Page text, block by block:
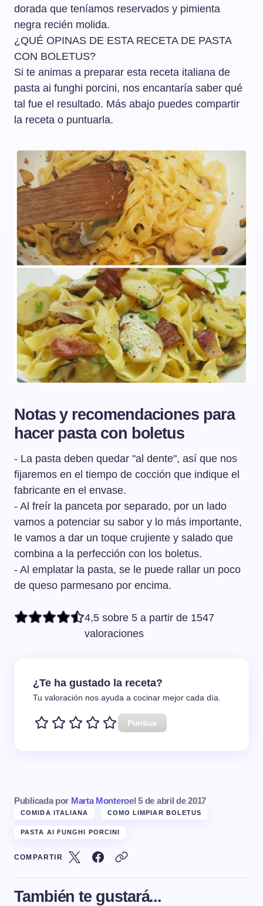
dorada que teníamos reservados y pimienta
negra recién molida.
¿QUÉ OPINAS DE ESTA RECETA DE PASTA
CON BOLETUS?
Si te animas a preparar esta receta italiana de
pasta ai funghi porcini, nos encantaría saber qué
tal fue el resultado. Más abajo puedes compartir
la receta o puntuarla.
Notas y recomendaciones para
hacer pasta con boletus
- La pasta deben quedar "al dente", así que nos
fijaremos en el tiempo de cocción que indique el
fabricante en el envase.
- Al freír la panceta por separado, por un lado
vamos a potenciar su sabor y lo más importante,
le vamos a dar un toque crujiente y salado que
combina a la perfección con los boletus.
- Al emplatar la pasta, se le puede rallar un poco
de queso parmesano por encima.
4,5 sobre 5 a partir de 1547
valoraciones
¿Te ha gustado la receta?
Tu valoración nos ayuda a cocinar mejor cada día.
Puntuar
Publicada por Marta Monteroel 5 de abril de 2017
COMIDA ITALIANA COMO LIMPIAR BOLETUS
PASTA AI FUNGHI PORCINI
COMPARTIR
También te gustará...